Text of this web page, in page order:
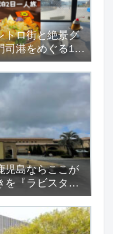
トロ街と絶景グ
司港をめぐる1泊
児島ならここが
を『ラビスタ霧